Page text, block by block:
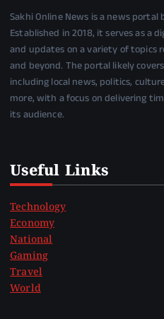
Sakhi Online News is a news portal
Established in 2018, it serves as a
and updates on a variety of topics
and beyond. The portal likely
including local news, politics,
more, with a focus on delivering
its audience.
Useful Links
Technology
Economy
National
Gaming
Travel
World